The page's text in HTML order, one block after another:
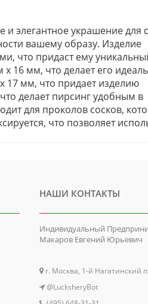
и элегантное украшение для
вашему образу. Изделие
что придаст ему
16 мм, что делает его
17 мм, что придает изделию
делает пирсинг удобным в
для проколов сосков,
что позволяет
НАШИ КОНТАКТЫ
Индивидуальный
Макаров Евгений Юрьевич
г. Москва, 1-й Нагатинский
@LucksheryBot